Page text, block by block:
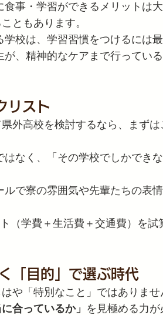
事・学習ができるメリットは大
ともあります。
校は、学習習慣をつけるには最
、精神的なケアまで行ってい
リスト
外高校を検討するなら、まず
はなく、「その学校でしかでき
ルで寮の雰囲気や先輩たちの表
（学費＋生活費＋交通費）を試
「目的」で選ぶ時代
や「特別なこと」ではありませ
合っているか」 を見極める力が